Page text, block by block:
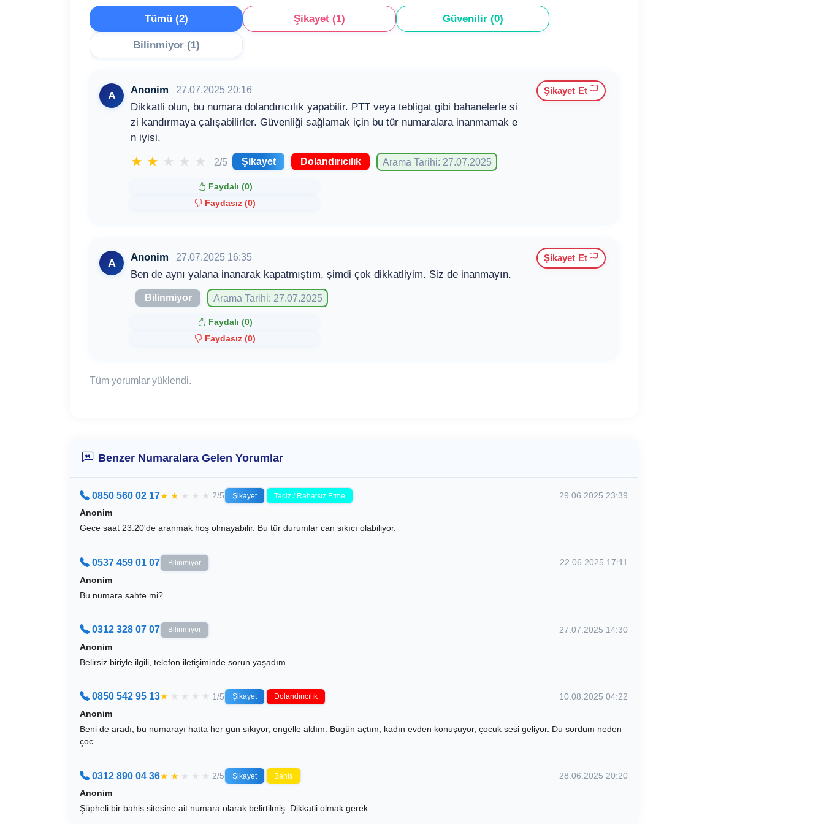
Tümü (2) Şikayet (1) Güvenilir (0)
Bilinmiyor (1)
A Anonim 27.07.2025 20:16
Dikkatli olun, bu numara dolandırıcılık yapabilir. PTT veya tebligat gibi bahanelerle si
zi kandırmaya çalışabilirler. Güvenliği sağlamak için bu tür numaralara inanmamak e
n iyisi.
★ ★ ★ ★ ★ 2/5 Şikayet Dolandırıcılık Arama Tarihi: 27.07.2025
Faydalı (0)
Faydasız (0)
Şikayet Et
A Anonim 27.07.2025 16:35
Ben de aynı yalana inanarak kapatmıştım, şimdi çok dikkatliyim. Siz de inanmayın.
Bilinmiyor Arama Tarihi: 27.07.2025
Faydalı (0)
Faydasız (0)
Şikayet Et
Tüm yorumlar yüklendi.
Benzer Numaralara Gelen Yorumlar
0850 560 02 17★ ★ ★ ★ ★ 2/5 Şikayet Taciz / Rahatsız Etme
29.06.2025 23:39
Anonim
Gece saat 23.20'de aranmak hoş olmayabilir. Bu tür durumlar can sıkıcı olabiliyor.
0537 459 01 07 Bilinmiyor
22.06.2025 17:11
Anonim
Bu numara sahte mi?
0312 328 07 07 Bilinmiyor
27.07.2025 14:30
Anonim
Belirsiz biriyle ilgili, telefon iletişiminde sorun yaşadım.
0850 542 95 13★ ★ ★ ★ ★ 1/5 Şikayet Dolandırıcılık
10.08.2025 04:22
Anonim
Beni de aradı, bu numarayı hatta her gün sıkıyor, engelle aldım. Bugün açtım, kadın evden konuşuyor, çocuk sesi geliyor. Du sordum neden
çoc…
0312 890 04 36★ ★ ★ ★ ★ 2/5 Şikayet Bahis
28.06.2025 20:20
Anonim
Şüpheli bir bahis sitesine ait numara olarak belirtilmiş. Dikkatli olmak gerek.